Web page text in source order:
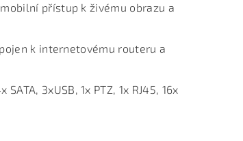
přístup k živému obrazu a
k internetovému routeru a
3xUSB, 1x PTZ, 1x RJ45, 16x